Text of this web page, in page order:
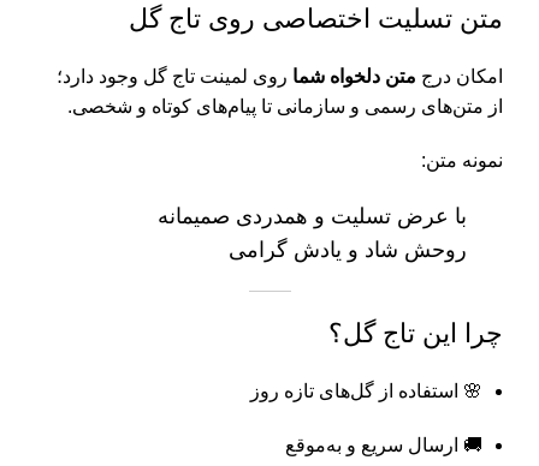
متن تسلیت اختصاصی روی تاج گل
امکان درج متن دلخواه شما روی لمینت تاج گل وجود دارد؛
از متن‌های رسمی و سازمانی تا پیام‌های کوتاه و شخصی.
نمونه متن:
با عرض تسلیت و همدردی صمیمانه
روحش شاد و یادش گرامی
چرا این تاج گل؟
🌸 استفاده از گل‌های تازه روز
🚚 ارسال سریع و به‌موقع